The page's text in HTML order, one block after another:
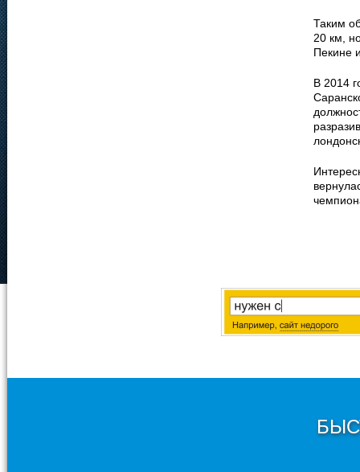
Таким
20 км,
Пекине
В 2014